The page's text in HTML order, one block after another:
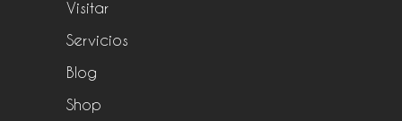
Visitar
Servicios
Blog
Shop